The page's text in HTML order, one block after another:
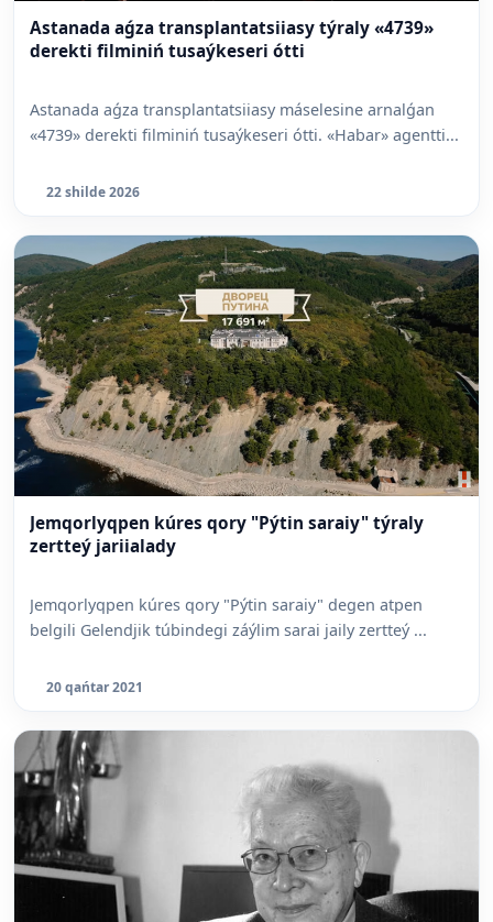
Astanada aǵza transplantatsiiasy týraly «4739»
derekti filminiń tusaýkeseri ótti
Astanada aǵza transplantatsiiasy máselesine arnalǵan
«4739» derekti filminiń tusaýkeseri ótti. «Habar» agentti...
22 shilde 2026
Jemqorlyqpen kúres qory "Pýtin saraiy" týraly
zertteý jariialady
Jemqorlyqpen kúres qory "Pýtin saraiy" degen atpen
belgili Gelendjik túbindegi záýlim sarai jaily zertteý ...
20 qańtar 2021